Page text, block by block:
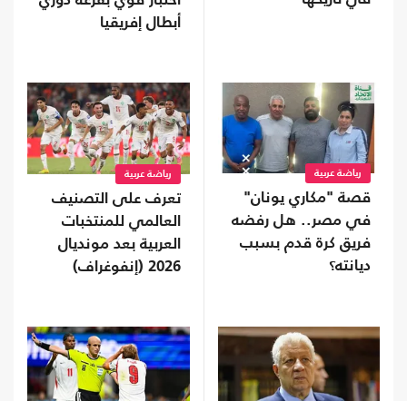
أبطال إفريقيا
رياضة عربية
قصة "مكاري يونان"
في مصر.. هل رفضه
فريق كرة قدم بسبب
ديانته؟
رياضة عربية
تعرف على التصنيف
العالمي للمنتخبات
العربية بعد مونديال
2026 (إنفوغراف)